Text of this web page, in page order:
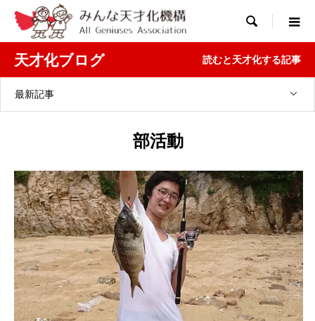

天才化ブログ 読むと天才化する記事
最新記事
部活動